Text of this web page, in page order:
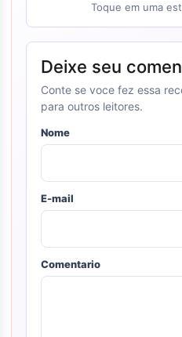
Toque em uma
Deixe seu
Conte se voce fez essa
para outros leitores.
Nome
E-mail
Comentario